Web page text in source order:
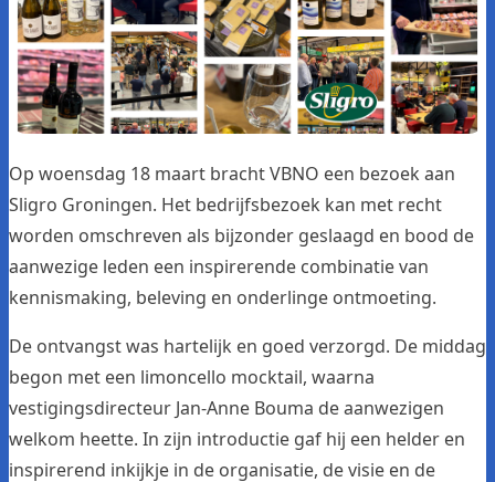
Op woensdag 18 maart bracht VBNO een bezoek aan
Sligro Groningen. Het bedrijfsbezoek kan met recht
worden omschreven als bijzonder geslaagd en bood de
aanwezige leden een inspirerende combinatie van
kennismaking, beleving en onderlinge ontmoeting.
De ontvangst was hartelijk en goed verzorgd. De middag
begon met een limoncello mocktail, waarna
vestigingsdirecteur Jan-Anne Bouma de aanwezigen
welkom heette. In zijn introductie gaf hij een helder en
inspirerend inkijkje in de organisatie, de visie en de